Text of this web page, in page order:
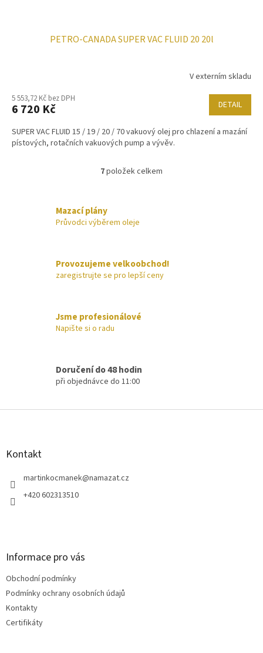
PETRO-CANADA SUPER VAC FLUID 20 20l
V externím skladu
5 553,72 Kč bez DPH
6 720 Kč DETAIL
SUPER VAC FLUID 15 / 19 / 20 / 70 vakuový olej pro chlazení a mazání
pístových, rotačních vakuových pump a vývěv.
O
d
p
r
v
s
u
7položek celkem
Mazací plány
Průvodci výběrem oleje
Provozujeme velkoobchod!
zaregistrujte se pro lepší ceny
Jsme profesionálové
Napište si o radu
Doručení do 48 hodin
při objednávce do 11:00
Z
Kontakt
martinkocmanek@namazat.cz
+420 602313510
Informace pro vás
Obchodní podmínky
Podmínky ochrany osobních údajů
Kontakty
Certifikáty